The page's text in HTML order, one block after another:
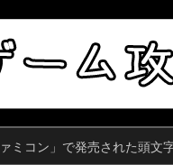
ァミコン」で発売された頭文